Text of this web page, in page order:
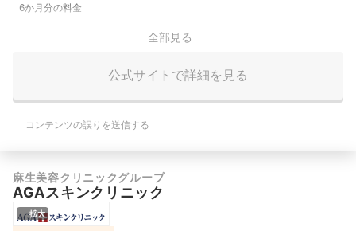
6か月分の料金
全部見る
公式サイトで詳細を見る
コンテンツの誤りを送信する
麻生美容クリニックグループ
AGAスキンクリニック
拡大